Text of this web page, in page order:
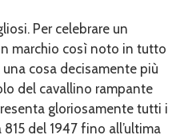
Per celebrare un
marchio così noto in tutto
cosa decisamente più
del cavallino rampante
gloriosamente tutti i
del 1947 fino all’ultima